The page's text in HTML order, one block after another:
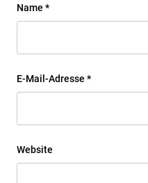
Name *
E-Mail-Adresse *
Website